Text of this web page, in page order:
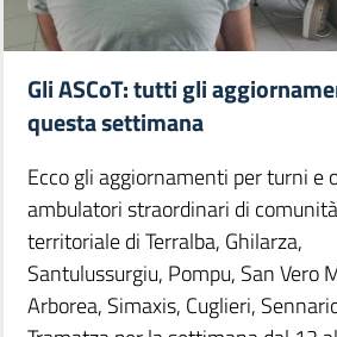
Gli ASCoT: tutti gli
questa settimana
Ecco gli aggiornamenti per turni e
ambulatori straordinari di comunità
territoriale di Terralba, Ghilarza,
Santulussurgiu, Pompu, San Vero
Arborea, Simaxis, Cuglieri,